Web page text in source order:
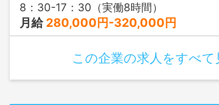
8：30-17：30（実働8時間）
月給 280,000円-320,000円
この企業の求人をすべて